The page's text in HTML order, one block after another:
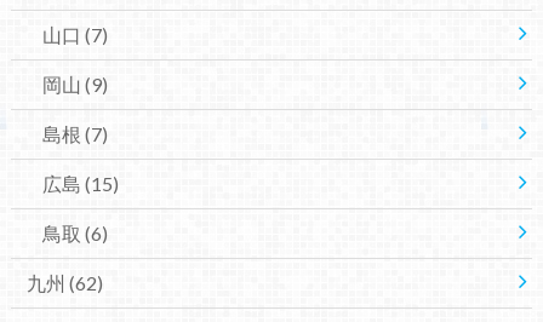
山口 (7)
岡山 (9)
島根 (7)
広島 (15)
鳥取 (6)
九州 (62)